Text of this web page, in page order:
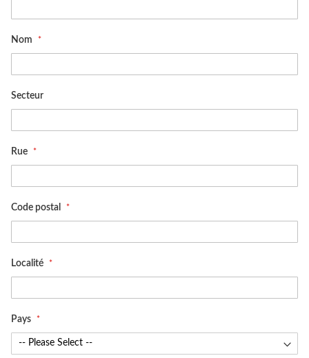
Nom
Secteur
Rue
Code postal
Localité
Pays